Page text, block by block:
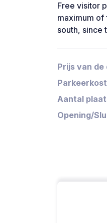
Free visitor
maximum of
south, since
Prijs van de
Aantal
Opening/